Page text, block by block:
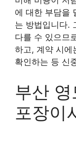
에 대한 부담을
는 방법입니다.
다를 수 있으므
하고, 계약 시에
확인하는 등 신
부산
포장이